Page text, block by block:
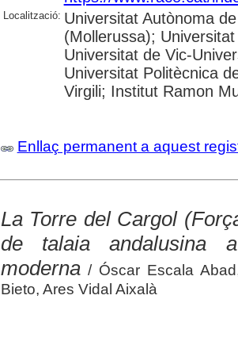
Localització: Universitat Autònoma
(Mollerussa);
Universitat de Vic-
Universitat Politècnica
Virgili; Institut Ramon
Enllaç permanent a aquest
La Torre del Cargol
de talaia andalusina
moderna/ Óscar Escala
Bieto, Ares Vidal Aixalà